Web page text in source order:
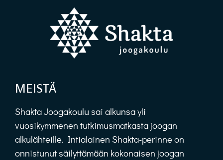
MEISTÄ
Shakta Joogakoulu sai alkunsa yli
vuosikymmenen tutkimusmatkasta joogan
alkulähteille. Intialainen Shakta-perinne on
onnistunut säilyttämään kokonaisen joogan